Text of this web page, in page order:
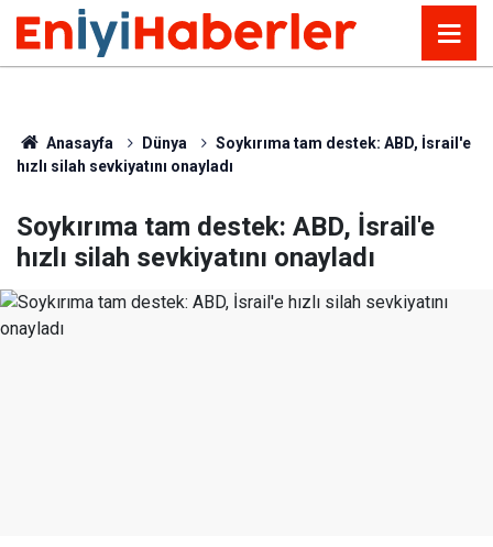
Anasayfa Dünya
Soykırıma tam destek: ABD, İsrail'e
hızlı silah sevkiyatını onayladı
Soykırıma tam destek: ABD, İsrail'e
hızlı silah sevkiyatını onayladı